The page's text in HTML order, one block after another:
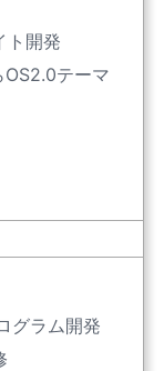
ト開発
テーマ
グラム開発